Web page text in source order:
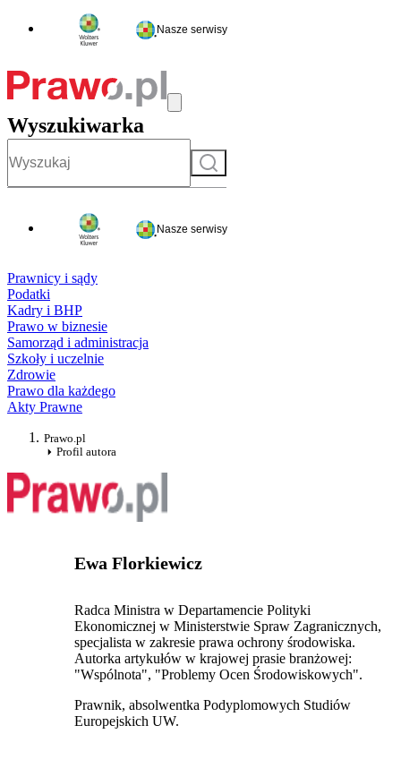
Nasze serwisy
Wyszukiwarka
Szukaj
Nasze serwisy
Prawnicy i sądy
Podatki
Kadry i BHP
Prawo w biznesie
Samorząd i administracja
Szkoły i uczelnie
Zdrowie
Prawo dla każdego
Akty Prawne
Prawo.pl
Profil autora
Ewa Florkiewicz
Radca Ministra w Departamencie Polityki
Ekonomicznej w Ministerstwie Spraw Zagranicznych,
specjalista w zakresie prawa ochrony środowiska.
Autorka artykułów w krajowej prasie branżowej:
"Wspólnota", "Problemy Ocen Środowiskowych".
Prawnik, absolwentka Podyplomowych Studiów
Europejskich UW.